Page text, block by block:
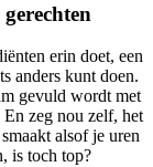
erin doet, een
anders kunt doen.
gevuld wordt met
En zeg nou zelf, het
alsof je uren
is toch top?